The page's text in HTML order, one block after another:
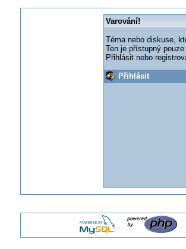
Varování!
Téma nebo diskuse,
Ten je přístupný
Přihlásit nebo
Přihlásit